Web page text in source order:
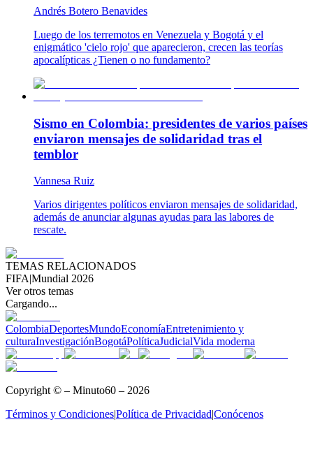
Andrés Botero Benavides
Luego de los terremotos en Venezuela y Bogotá y el
enigmático 'cielo rojo' que aparecieron, crecen las teorías
apocalípticas ¿Tienen o no fundamento?
Sismo en Colombia: presidentes de varios países
enviaron mensajes de solidaridad tras el
temblor
Vannesa Ruiz
Varios dirigentes políticos enviaron mensajes de solidaridad,
además de anunciar algunas ayudas para las labores de
rescate.
TEMAS RELACIONADOS
FIFA|Mundial 2026
Ver otros temas
Cargando...
ColombiaDeportesMundoEconomíaEntretenimiento y
culturaInvestigaciónBogotáPolíticaJudicialVida moderna
Copyright © – Minuto60 – 2026
Términos y Condiciones|Política de Privacidad|Conócenos